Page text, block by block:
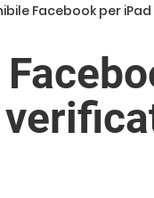
Facebook per